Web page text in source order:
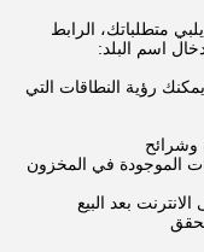
متطلباتك، الرابط
اسم البلد:
رؤية النطاقات التي
وشرائح
غضون 3 أيام للمنتجات الموجودة في المخزون
بعد البيع